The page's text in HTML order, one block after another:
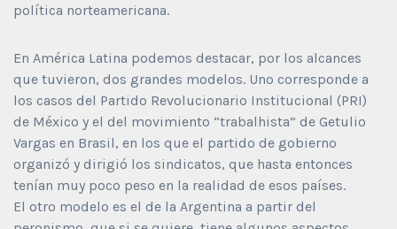
política norteamericana.
En América Latina podemos destacar, por los alcances
que tuvieron, dos grandes modelos. Uno corresponde a
los casos del Partido Revolucionario Institucional (PRI)
de México y el del movimiento “trabalhista” de Getulio
Vargas en Brasil, en los que el partido de gobierno
organizó y dirigió los sindicatos, que hasta entonces
tenían muy poco peso en la realidad de esos países.
El otro modelo es el de la Argentina a partir del